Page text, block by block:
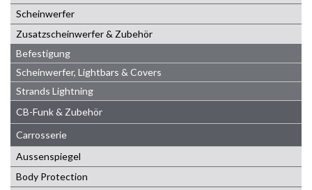
Scheinwerfer
Zusatzscheinwerfer & Zubehör
Befestigung
Scheinwerfer, Lightbars & Covers
Strands Lightning
CB-Funk & Zubehör
Carrosserie
Aussenspiegel
Body Protection